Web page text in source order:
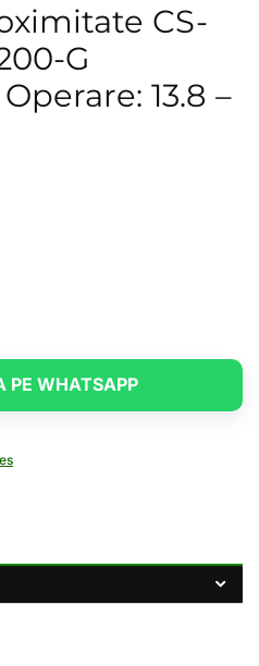
CS-
G
13.8 –
inițial a fost:
curent este:
PE WHATSAPP